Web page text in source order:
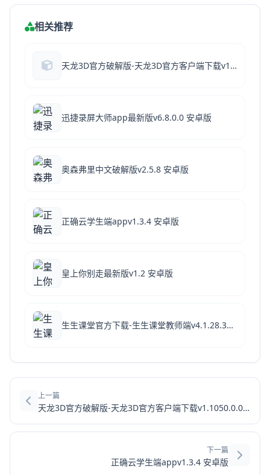
相关推荐
天龙3D官方破解版-天龙3D官方客户端下载v1.1050.0.0官方畅玩下载
迅捷录屏大师app最新版v6.8.0.0 安卓版
奥森弗里中文破解版v2.5.8 安卓版
正确云学生端appv1.3.4 安卓版
皇上你别走最新版v1.2 安卓版
生生课堂官方下载-生生课堂教师端v4.1.28.30947 官方破解版
上一篇
天龙3D官方破解版-天龙3D官方客户端下载v1.1050.0.0官方畅玩下载
下一篇
正确云学生端appv1.3.4 安卓版